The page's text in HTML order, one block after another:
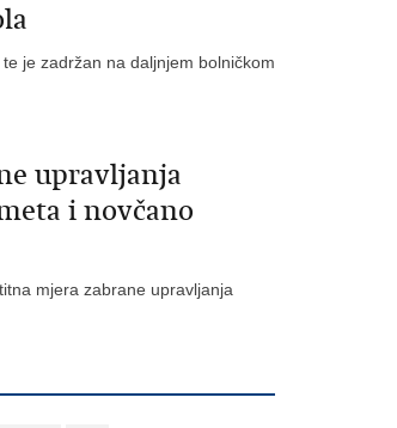
je zadržan na daljnjem bolničkom
upravljanja
i novčano
mjera zabrane upravljanja